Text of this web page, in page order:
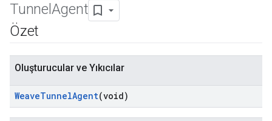
Tunnel Agent
Özet
Oluşturucular ve Yıkıcılar
WeaveTunnelAgent(void)